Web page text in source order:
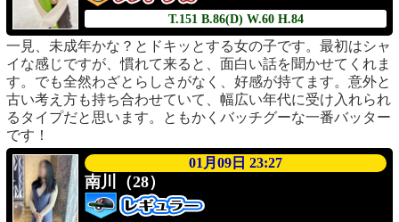
T.151 B.86(D) W.60 H.84
一見、未成年かな？とドキッとする女の子です。最初はシャ
イな感じですが、慣れて来ると、面白い話を聞かせてくれま
す。でも全然わざとらしさがなく、好感が持てます。意外と
古い考え方も持ち合わせていて、幅広い年代に受け入れられ
るタイプだと思います。ともかくバッチグーな一番バッター
です！
01月09日 23:27
南川（28）